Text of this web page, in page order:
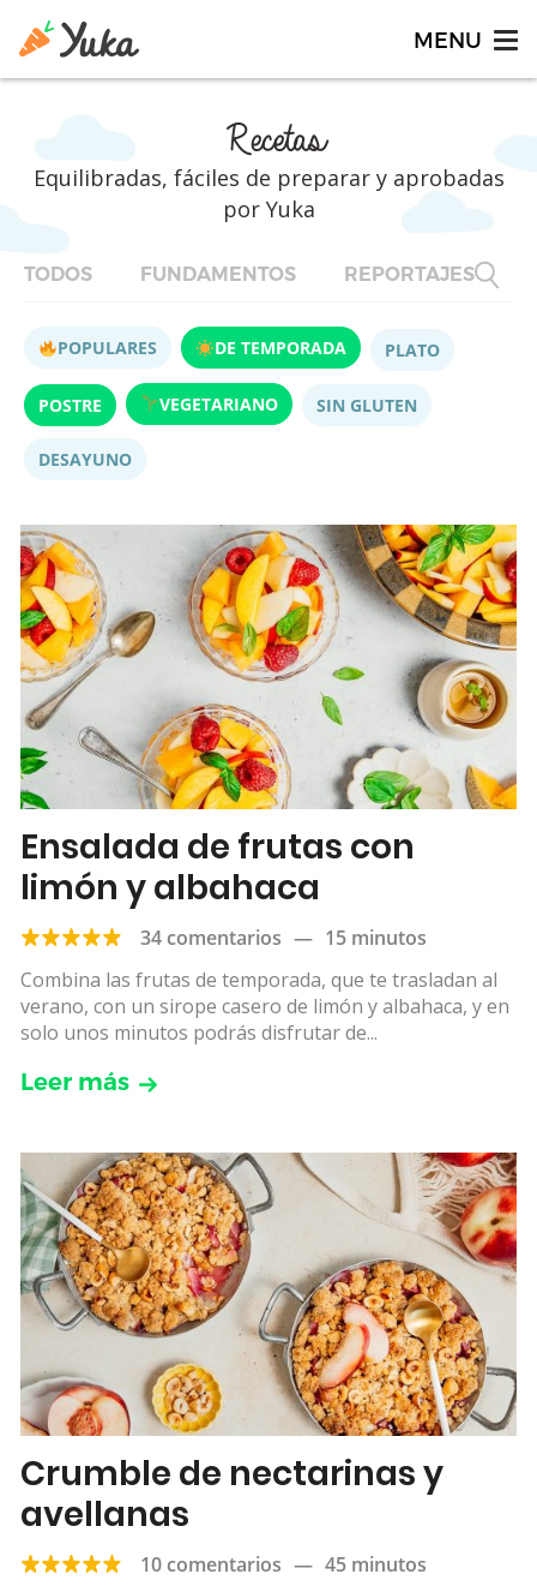
Recetas
Equilibradas, fáciles de preparar y aprobadas
por Yuka
TODOS FUNDAMENTOS REPORTAJES
POPULARES DE TEMPORADA PLATO
POSTRE VEGETARIANO SIN GLUTEN
DESAYUNO
Ensalada de frutas con
limón y albahaca
34 comentarios — 15 minutos
Combina las frutas de temporada, que te trasladan al
verano, con un sirope casero de limón y albahaca, y en
solo unos minutos podrás disfrutar de...
Leer más
Crumble de nectarinas y
avellanas
10 comentarios — 45 minutos